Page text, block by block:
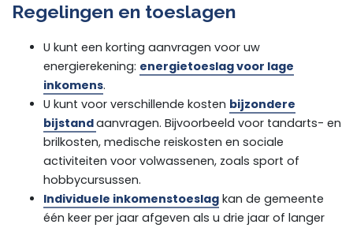
Regelingen en toeslagen
U kunt een korting aanvragen voor uw
energierekening: energietoeslag voor lage
inkomens.
U kunt voor verschillende kosten bijzondere
bijstandaanvragen. Bijvoorbeeld voor tandarts- en
brilkosten, medische reiskosten en sociale
activiteiten voor volwassenen, zoals sport of
hobbycursussen.
Individuele inkomenstoeslag kan de gemeente
één keer per jaar afgeven als u drie jaar of langer